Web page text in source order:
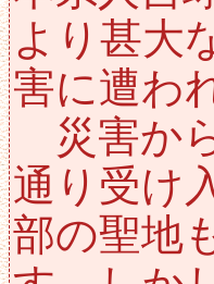
より甚大
害に遭わ
災害か
通り受け
部の聖地